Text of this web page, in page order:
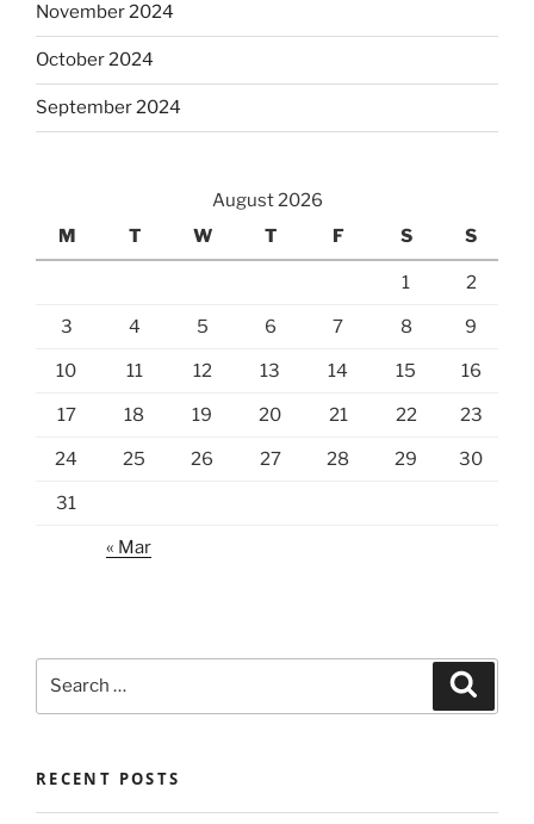
November 2024
October 2024
September 2024
August 2026
M
T W T F S S
1 2
3 4 5 6 7 8 9
10 11 12 13 14 15 16
17 18 19 20 21 22 23
24 25 26 27 28 29 30
31
« Mar
RECENT POSTS